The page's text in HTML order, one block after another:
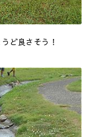
ど良さそう！